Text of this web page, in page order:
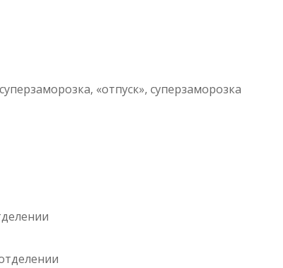
«отпуск», суперзаморозка